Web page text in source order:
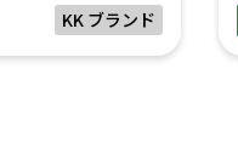
KK ブランド